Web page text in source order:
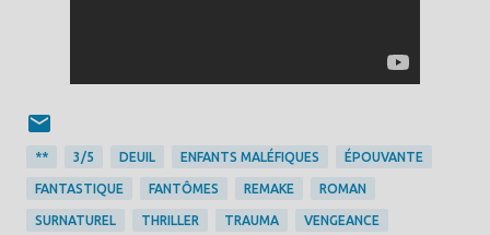
** 3/5 DEUIL ENFANTS MALÉFIQUES ÉPOUVANTE
FANTASTIQUE FANTÔMES REMAKE ROMAN
SURNATUREL THRILLER TRAUMA VENGEANCE